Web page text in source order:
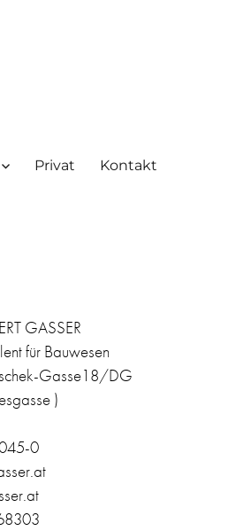
Privat Kontakt
GASSER
für Bauwesen
Gasse18/DG
)
0